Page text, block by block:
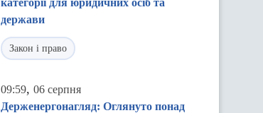
категорії для юридичних осіб та
держави
Закон і право
09:59, 06 серпня
Держенергонагляд: Оглянуто понад